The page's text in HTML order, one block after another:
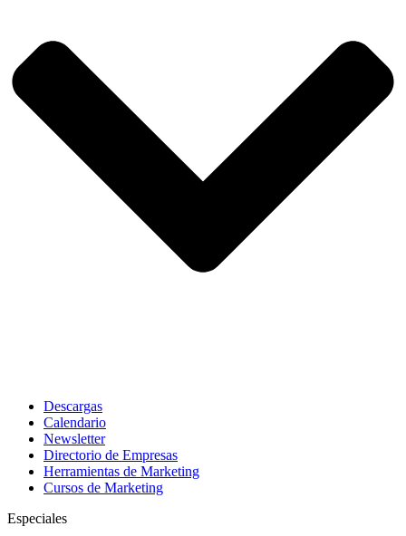
Descargas
Calendario
Newsletter
Directorio de Empresas
Herramientas de Marketing
Cursos de Marketing
Especiales